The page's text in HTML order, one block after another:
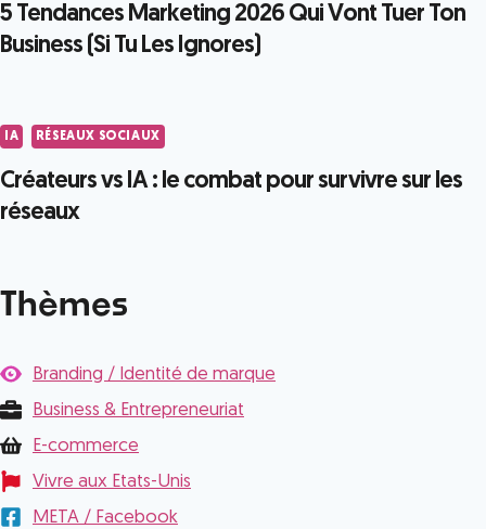
5 Tendances Marketing 2026 Qui Vont Tuer Ton
Business (Si Tu Les Ignores)
IA RÉSEAUX SOCIAUX
Créateurs vs IA : le combat pour survivre sur les
réseaux
Thèmes
Branding / Identité de marque
Business & Entrepreneuriat
E-commerce
Vivre aux Etats-Unis
META / Facebook